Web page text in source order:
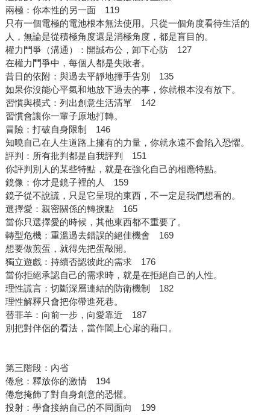
兩極：你本性的另一面 119
只有一個電極的電池根本無法使用。只從一個角度看待生活的
人，無論是從積極角度還是消極角度，都是盲目的。
權力鬥爭（溝通）：開誠布公，卸下心防 127
在權力鬥爭中，每個人都是失敗者。
昔日的依附：與過去平靜地揮手告別 135
如果你沒能心平氣和地放下過去的事，你就根本沒有放下。
習慣與模式：列出創意生活清單 142
習慣會讓你一輩子原地打轉。
冒險：打破自身限制 146
知曉自己在人生道路上擁有的力量，你就永遠不會陷入恐懼。
評判：所有批判都是自我評判 151
你評判別人的某些特點，就是在強化自己的相應特點。
鏡像：你才是鏡子裡的人 159
鏡子從不說謊，只是它呈現的東西，不一定是我們想看的。
選擇愛：親密關係的轉捩點 165
當你只選擇愛的時候，其他東西都不重要了。
轉型危機：重溫過去錯誤的絕佳機會 169
想要做煎蛋，就得先把蛋敲開。
獨立遊戲：持續否認彼此的需求 176
當你拒絕承認自己的需求時，就是在拒絕自己的人性。
理性謊言：切斷深層連結的防衛機制 182
理性解釋只會把你帶進死巷。
替罪羊：向前一步，向愛靠近 187
別把對伴侶的看法，當作闔上心扉的藉口。
第三階段：內省
倦怠：釋放你的激情 194
倦怠掩飾了對自身創意的恐懼。
投射：學會接納自己的不同面向 199